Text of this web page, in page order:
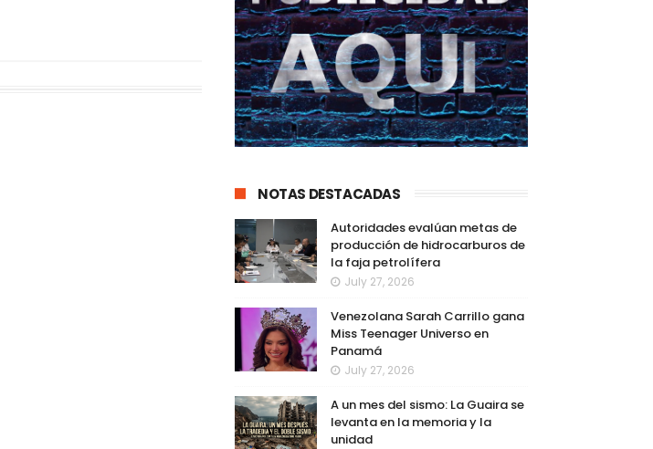
NOTAS DESTACADAS
Autoridades evalúan metas de
producción de hidrocarburos de
la faja petrolífera
July 27, 2026
Venezolana Sarah Carrillo gana
Miss Teenager Universo en
Panamá
July 27, 2026
A un mes del sismo: La Guaira se
levanta en la memoria y la
unidad